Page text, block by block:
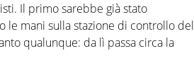
Il primo sarebbe già stato
le mani sulla stazione di controllo del
qualunque: da lì passa circa la